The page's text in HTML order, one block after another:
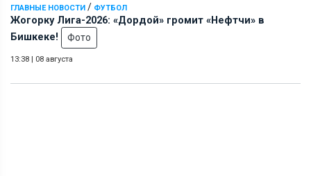
ГЛАВНЫЕ НОВОСТИ / ФУТБОЛ
Жогорку Лига-2026: «Дордой» громит «Нефтчи» в
Бишкеке!
Фото
13:38 | 08 августа